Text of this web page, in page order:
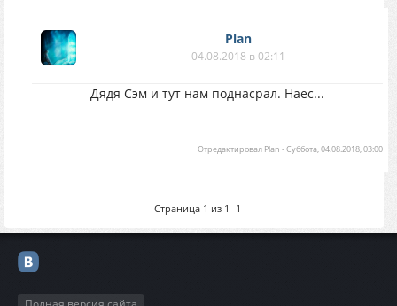
Plan
04.08.2018 в 02:11
Дядя Сэм и тут нам поднасрал. Наес...
Отредактировал Plan -Суббота, 04.08.2018, 03:00
Страница 1 из 1 1